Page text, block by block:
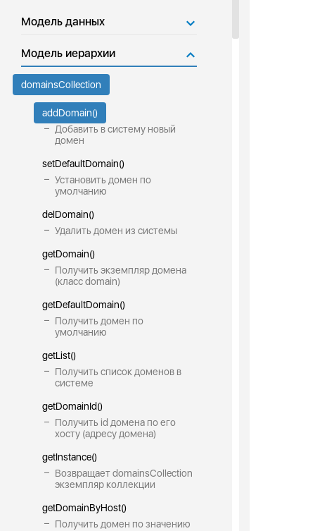
Модель данных
Модель иерархии
domainsCollection
addDomain()
Добавить в систему новый
домен
setDefaultDomain()
Установить домен по
умолчанию
delDomain()
Удалить домен из системы
getDomain()
Получить экземпляр домена
(класс domain)
getDefaultDomain()
Получить домен по
умолчанию
getList()
Получить список доменов в
системе
getDomainId()
Получить id домена по его
хосту (адресу домена)
getInstance()
Возвращает domainsCollection
экземпляр коллекции
getDomainByHost()
Получить домен по значению